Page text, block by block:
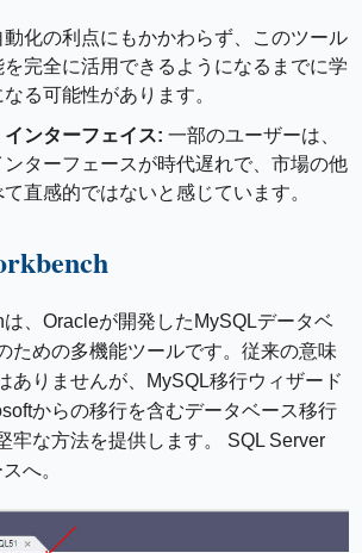
動化の利点にもかかわらず、このツール
完全に活用できるようになるまでに学
る可能性があります。
ンターフェイス: 一部のユーザーは、
ンターフェースが時代遅れで、市場の他
直感的ではないと感じています。
は、Oracleが開発したMySQLデータベ
ための多機能ツールです。従来の意味
ありませんが、MySQL移行ウィザード
からの移行を含むデータベース移行
牢な方法を提供します。 SQL Server
へ。